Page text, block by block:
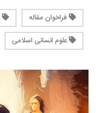
فراخوان مقاله
علوم انسانی اسلامی